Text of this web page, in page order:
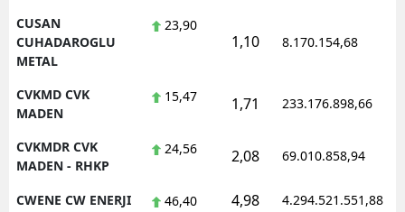
CUSAN
CUHADAROGLU
METAL
23,90
1,10 8.170.154,68
CVKMD CVK
MADEN
15,47 1,71 233.176.898,66
CVKMDR CVK
MADEN - RHKP
24,56 2,08 69.010.858,94
CWENE CW ENERJI 46,40 4,98 4.294.521.551,88